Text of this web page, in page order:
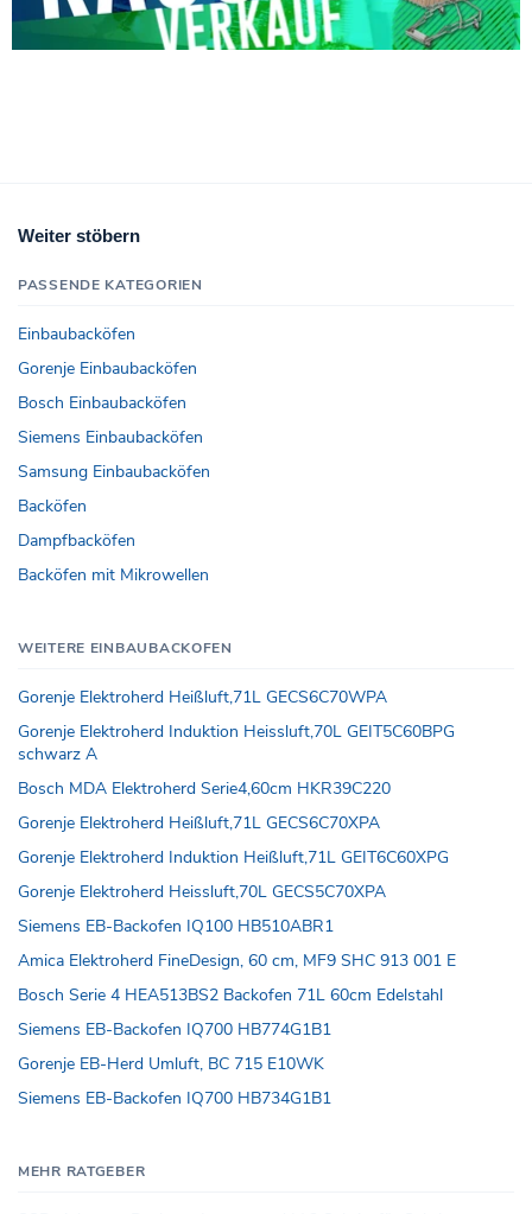
Weiter stöbern
PASSENDE KATEGORIEN
Einbaubacköfen
Gorenje Einbaubacköfen
Bosch Einbaubacköfen
Siemens Einbaubacköfen
Samsung Einbaubacköfen
Backöfen
Dampfbacköfen
Backöfen mit Mikrowellen
WEITERE EINBAUBACKOFEN
Gorenje Elektroherd Heißluft,71L GECS6C70WPA
Gorenje Elektroherd Induktion Heissluft,70L GEIT5C60BPG
schwarz A
Bosch MDA Elektroherd Serie4,60cm HKR39C220
Gorenje Elektroherd Heißluft,71L GECS6C70XPA
Gorenje Elektroherd Induktion Heißluft,71L GEIT6C60XPG
Gorenje Elektroherd Heissluft,70L GECS5C70XPA
Siemens EB-Backofen IQ100 HB510ABR1
Amica Elektroherd FineDesign, 60 cm, MF9 SHC 913 001 E
Bosch Serie 4 HEA513BS2 Backofen 71L 60cm Edelstahl
Siemens EB-Backofen IQ700 HB774G1B1
Gorenje EB-Herd Umluft, BC 715 E10WK
Siemens EB-Backofen IQ700 HB734G1B1
MEHR RATGEBER